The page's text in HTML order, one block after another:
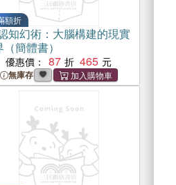
額折
知幻術：大腦構建的現實
簡體書）
優惠價： 87 465
無庫存